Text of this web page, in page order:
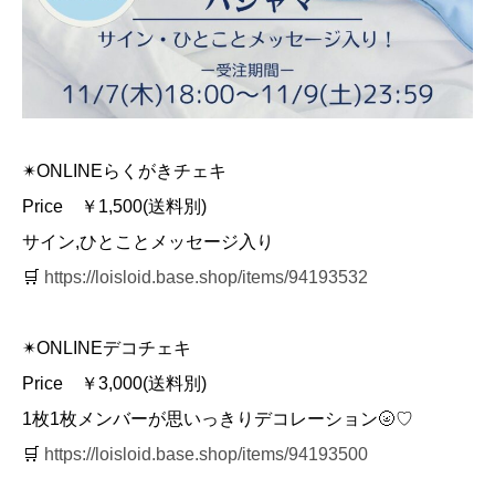
✴︎ONLINEらくがきチェキ
Price ￥1,500(送料別)
サイン,ひとことメッセージ入り
🛒 https://loisloid.base.shop/items/94193532
✴︎ONLINEデコチェキ
Price ￥3,000(送料別)
1枚1枚メンバーが思いっきりデコレーション🌝♡
🛒 https://loisloid.base.shop/items/94193500